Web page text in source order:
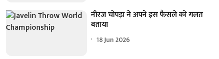
नीरज चोपड़ा ने अपने इस फैसले को गलत
बताया
18 Jun 2026